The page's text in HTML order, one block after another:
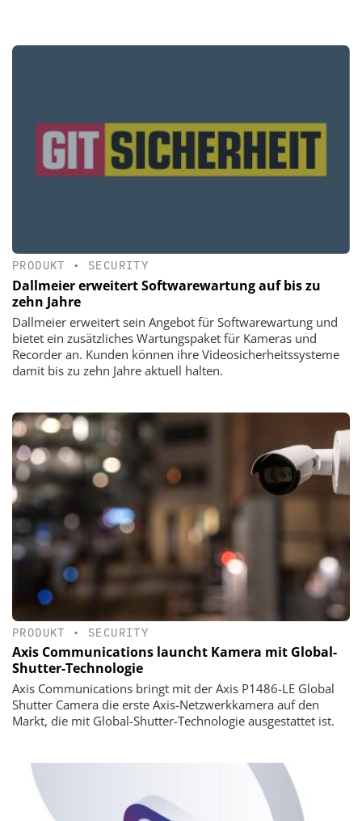
PRODUKT • SECURITY
Dallmeier erweitert Softwarewartung auf bis zu
zehn Jahre
Dallmeier erweitert sein Angebot für Softwarewartung und
bietet ein zusätzliches Wartungspaket für Kameras und
Recorder an. Kunden können ihre Videosicherheitssysteme
damit bis zu zehn Jahre aktuell halten.
PRODUKT • SECURITY
Axis Communications launcht Kamera mit Global-
Shutter-Technologie
Axis Communications bringt mit der Axis P1486-LE Global
Shutter Camera die erste Axis-Netzwerkkamera auf den
Markt, die mit Global-Shutter-Technologie ausgestattet ist.